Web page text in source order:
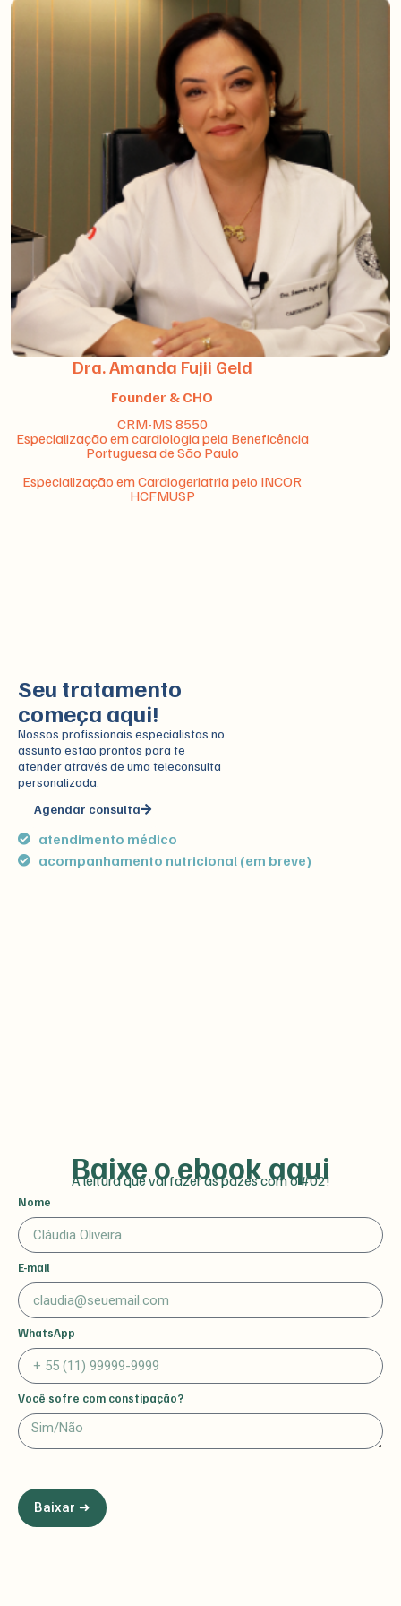
Dra. Amanda Fujii Geld
Founder & CHO
CRM-MS 8550
Especialização em cardiologia pela Beneficência
Portuguesa de São Paulo
Especialização em Cardiogeriatria pelo INCOR
HCFMUSP
Seu tratamento
começa aqui!
Nossos profissionais especialistas no
assunto estão prontos para te
atender através de uma teleconsulta
personalizada.
Agendar consulta
atendimento médico
acompanhamento nutricional (em breve)
Baixe o ebook aqui
A leitura que vai fazer as pazes com o #02!
Nome
E-mail
WhatsApp
Você sofre com constipação?
Baixar ➜